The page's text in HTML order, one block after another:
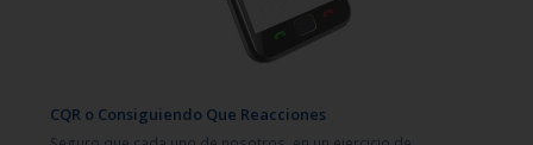
CQR o Consiguiendo Que Reacciones